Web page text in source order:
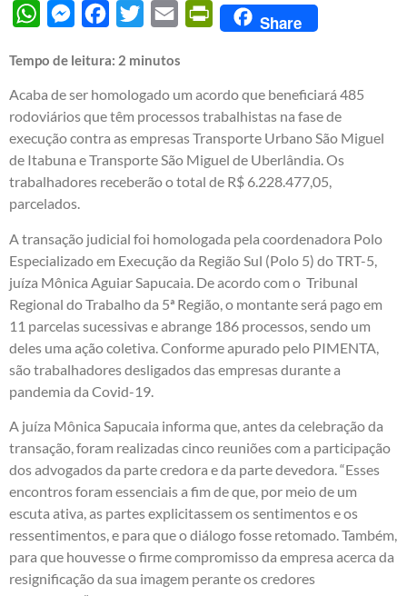
WhatsAppMessengerFacebook
Twitter Email PrintFriendly
Share
Tempo de leitura: 2 minutos
Acaba de ser homologado um acordo que beneficiará 485
rodoviários que têm processos trabalhistas na fase de
execução contra as empresas Transporte Urbano São Miguel
de Itabuna e Transporte São Miguel de Uberlândia. Os
trabalhadores receberão o total de R$ 6.228.477,05,
parcelados.
A transação judicial foi homologada pela coordenadora Polo
Especializado em Execução da Região Sul (Polo 5) do TRT-5,
juíza Mônica Aguiar Sapucaia. De acordo com o Tribunal
Regional do Trabalho da 5ª Região, o montante será pago em
11 parcelas sucessivas e abrange 186 processos, sendo um
deles uma ação coletiva. Conforme apurado pelo PIMENTA,
são trabalhadores desligados das empresas durante a
pandemia da Covid-19.
A juíza Mônica Sapucaia informa que, antes da celebração da
transação, foram realizadas cinco reuniões com a participação
dos advogados da parte credora e da parte devedora. “Esses
encontros foram essenciais a fim de que, por meio de um
escuta ativa, as partes explicitassem os sentimentos e os
ressentimentos, e para que o diálogo fosse retomado. Também,
para que houvesse o firme compromisso da empresa acerca da
resignificação da sua imagem perante os credores